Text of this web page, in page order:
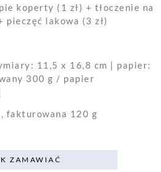
koperty (1 zł) + tłoczenie na
pieczęć lakowa (3 zł)
11,5 x 16,8 cm | papier:
300 g / papier
fakturowana 120 g
ZAMAWIAĆ